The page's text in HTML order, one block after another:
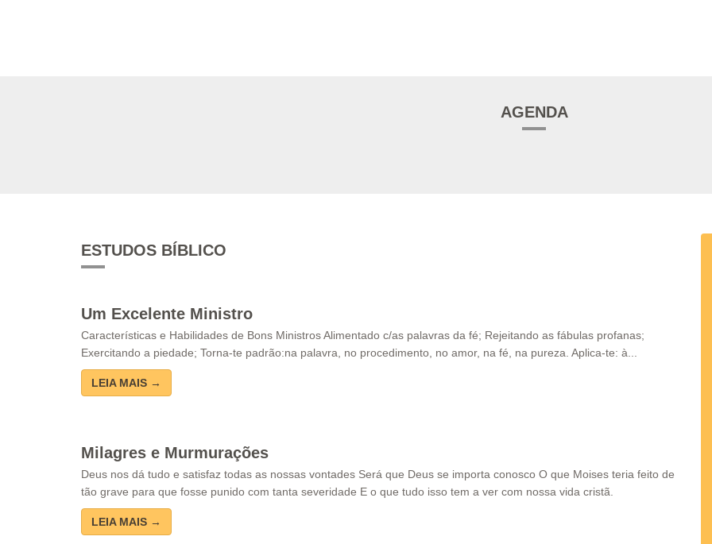
AGENDA
ESTUDOS BÍBLICO
Um Excelente Ministro
Características e Habilidades de Bons Ministros Alimentado c/as palavras da fé; Rejeitando as fábulas profanas;
Exercitando a piedade; Torna-te padrão:na palavra, no procedimento, no amor, na fé, na pureza. Aplica-te: à...
LEIA MAIS →
Milagres e Murmurações
Deus nos dá tudo e satisfaz todas as nossas vontades Será que Deus se importa conosco O que Moises teria feito de
tão grave para que fosse punido com tanta severidade E o que tudo isso tem a ver com nossa vida cristã.
LEIA MAIS →